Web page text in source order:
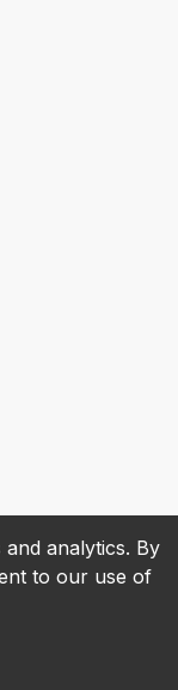
analytics. By
to our use of
reserved.